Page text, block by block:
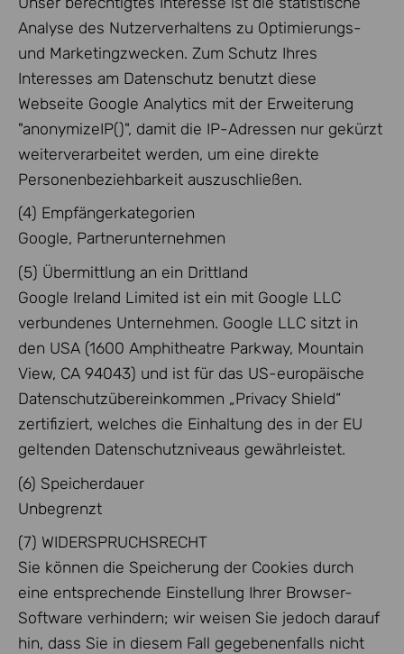
Analyse des Nutzerverhaltens zu Optimierungs-
und Marketingzwecken. Zum Schutz Ihres
Interesses am Datenschutz benutzt diese
Webseite Google Analytics mit der Erweiterung
"anonymizeIP()", damit die IP-Adressen nur gekürzt
weiterverarbeitet werden, um eine direkte
Personenbeziehbarkeit auszuschließen.
(4) Empfängerkategorien
Google, Partnerunternehmen
(5) Übermittlung an ein Drittland
Google Ireland Limited ist ein mit Google LLC
verbundenes Unternehmen. Google LLC sitzt in
den USA (1600 Amphitheatre Parkway, Mountain
View, CA 94043) und ist für das US-europäische
Datenschutzübereinkommen „Privacy Shield“
zertifiziert, welches die Einhaltung des in der EU
geltenden Datenschutzniveaus gewährleistet.
(6) Speicherdauer
Unbegrenzt
(7) WIDERSPRUCHSRECHT
Sie können die Speicherung der Cookies durch
eine entsprechende Einstellung Ihrer Browser-
Software verhindern; wir weisen Sie jedoch darauf
hin, dass Sie in diesem Fall gegebenenfalls nicht